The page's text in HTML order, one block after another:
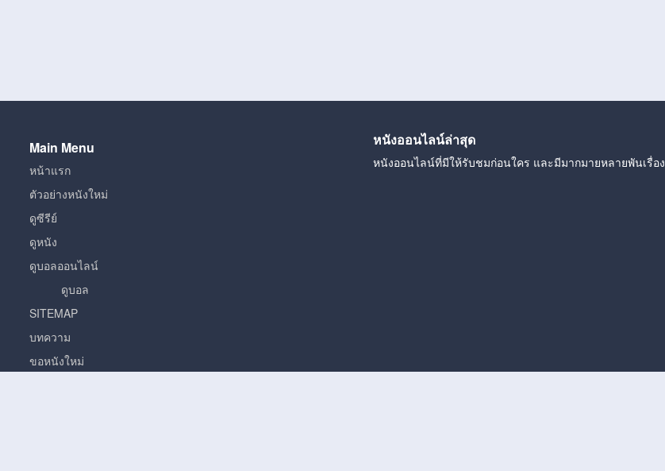
Main Menu
หน้าแรก
ตัวอย่างหนังใหม่
ดูซีรีย์
ดูหนัง
ดูบอลออนไลน์
ดูบอล
SITEMAP
บทความ
ขอหนังใหม่
หนังออนไลน์ล่าสุด
หนังออนไลน์ที่มีให้รับชมก่อนใคร และมีมากมายหลายพันเรื่อง